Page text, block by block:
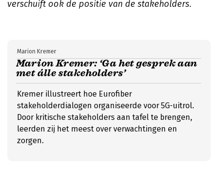
verschuift ook de positie van de stakeholders.
Marion Kremer: ‘Ga het gesprek aan
met álle stakeholders’
Marion Kremer
Kremer illustreert hoe Eurofiber
stakeholderdialogen organiseerde voor 5G-uitrol.
Door kritische stakeholders aan tafel te brengen,
leerden zij het meest over verwachtingen en
zorgen.